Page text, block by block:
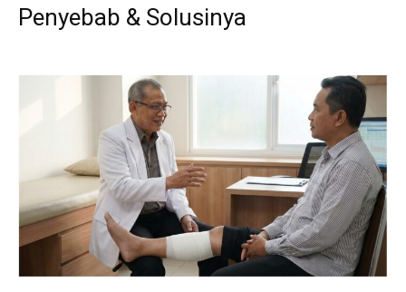
Penyebab & Solusinya